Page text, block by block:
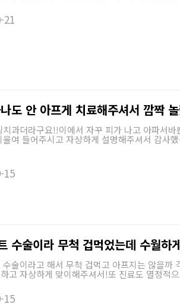
21
도 안 아프게 치료해주셔서 깜짝
치과더라구요!!이에서 자꾸 피가 나고 아파서
울여 들어주시고 자상하게 설명해주셔서 감사
15
수술이라 무척 겁먹었는데 수월하
수술이라고 해서 무척 겁먹고 아프지는 않을
고 자상하게 맞이해주셔서!또 진료도 열정적
15